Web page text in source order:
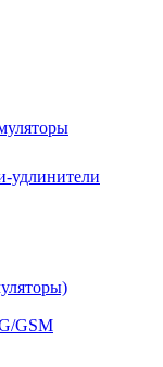
удлинители
GSM